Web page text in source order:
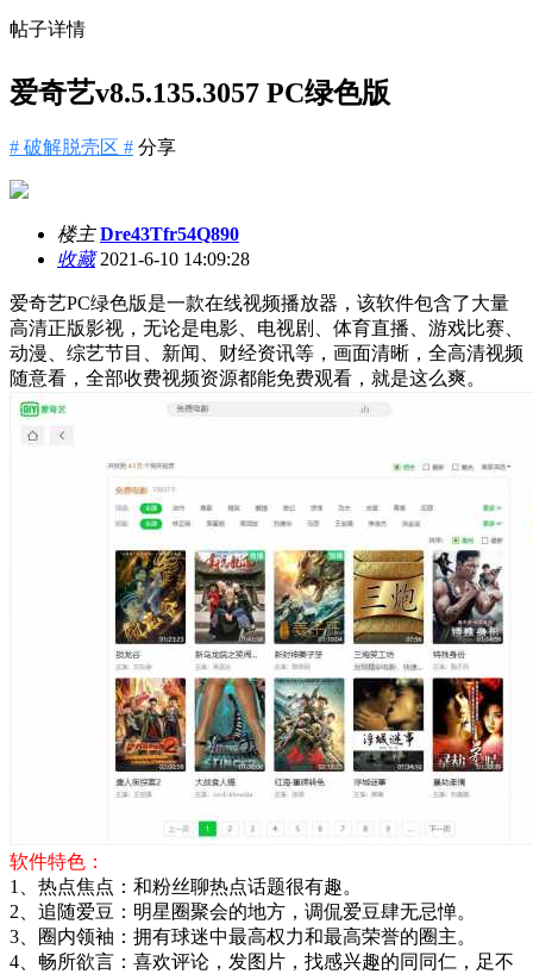
帖子详情
爱奇艺v8.5.135.3057 PC绿色版
# 破解脱壳区 # 分享
楼主 Dre43Tfr54Q890
收藏2021-6-10 14:09:28
爱奇艺PC绿色版是一款在线视频播放器，该软件包含了大量
高清正版影视，无论是电影、电视剧、体育直播、游戏比赛、
动漫、综艺节目、新闻、财经资讯等，画面清晰，全高清视频
随意看，全部收费视频资源都能免费观看，就是这么爽。
软件特色：
1、热点焦点：和粉丝聊热点话题很有趣。
2、追随爱豆：明星圈聚会的地方，调侃爱豆肆无忌惮。
3、圈内领袖：拥有球迷中最高权力和最高荣誉的圈主。
4、畅所欲言：喜欢评论，发图片，找感兴趣的同同仁，足不